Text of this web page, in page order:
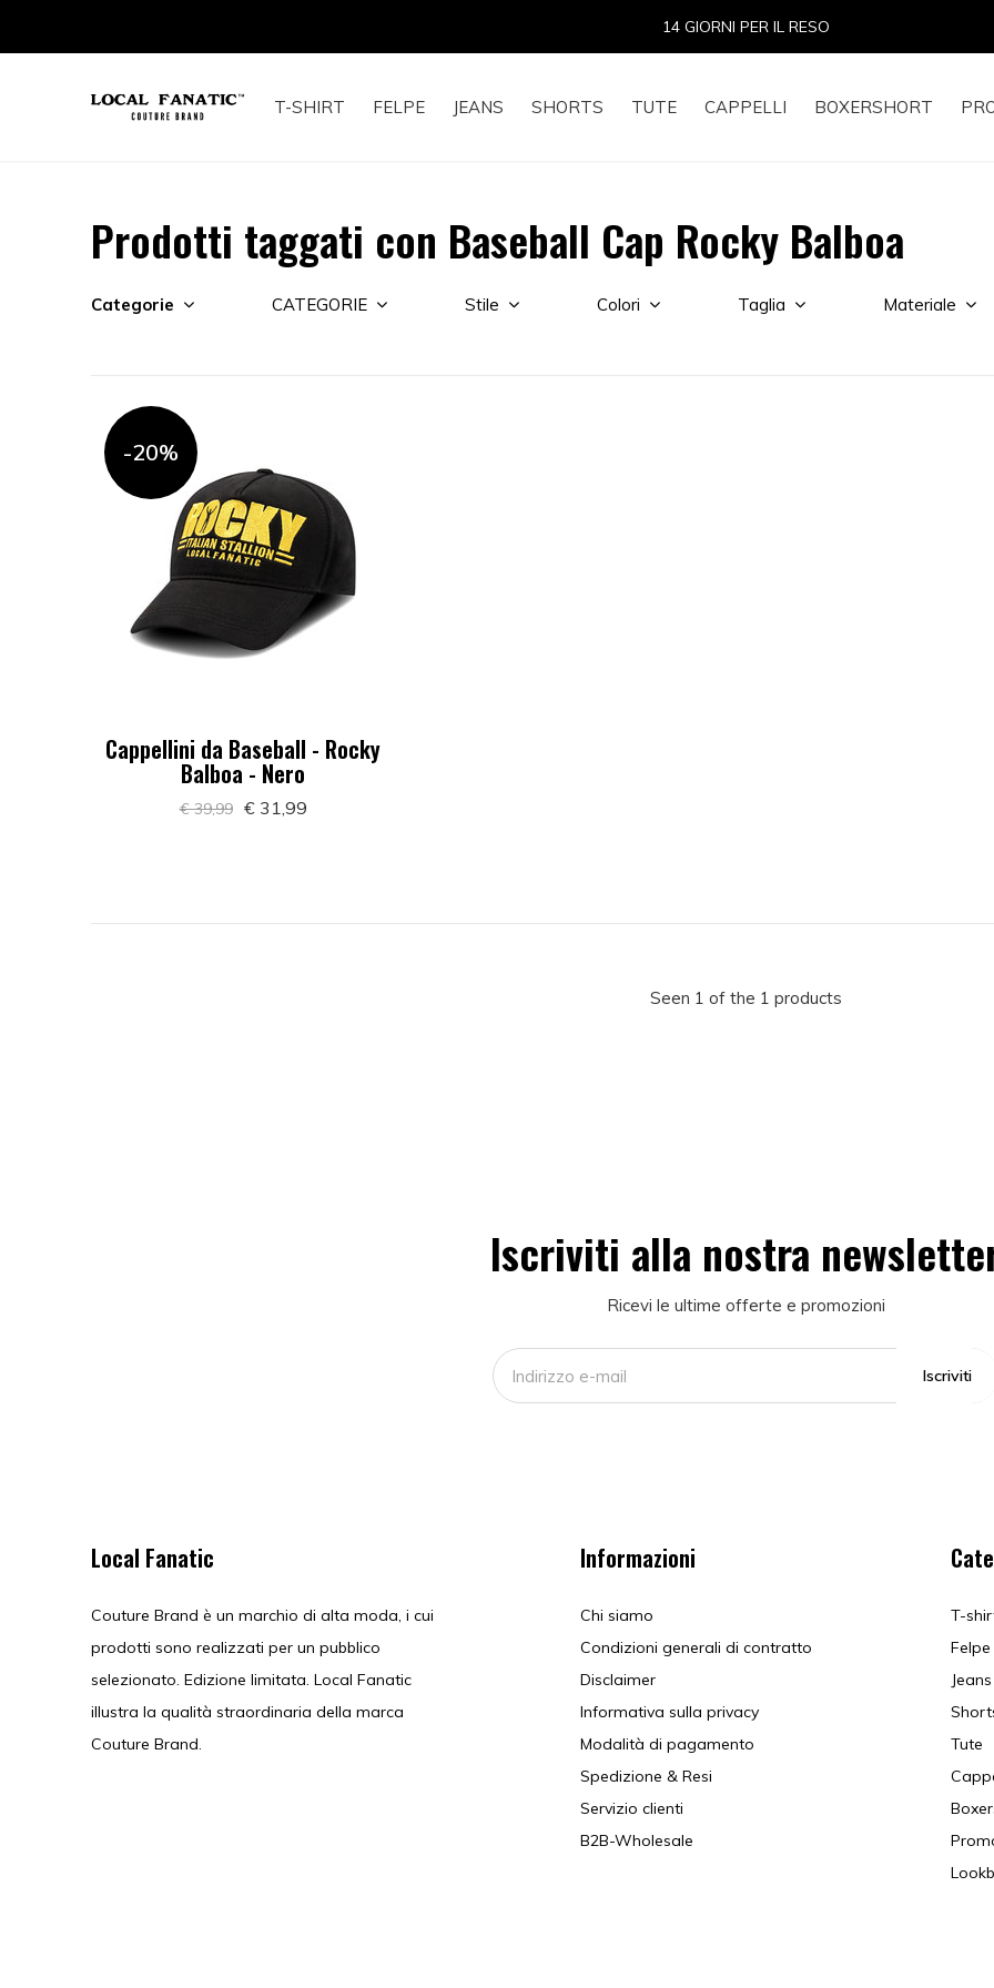
T-SHIRT FELPE JEANS SHORTS TUTE CAPPELLI BOXERSHORT
14 GIORNI PER IL RESO
Prodotti taggati con Baseball Cap Rocky Balboa
Categorie CATEGORIE Stile Colori Taglia Materiale
-20%
Cappellini da Baseball - Rocky
Balboa - Nero
€ 39,99 € 31,99
Seen 1 of the 1 products
Iscriviti alla nostra
Ricevi le ultime offerte e promozioni
Iscriviti
Local Fanatic
Couture Brand è un marchio di alta moda, i cui
prodotti sono realizzati per un pubblico
selezionato. Edizione limitata. Local Fanatic
illustra la qualità straordinaria della marca
Couture Brand.
Informazioni
Chi siamo
Condizioni generali di contratto
Disclaimer
Informativa sulla privacy
Modalità di pagamento
Spedizione & Resi
Servizio clienti
B2B-Wholesale
T-
Felpe
Jeans
Tute